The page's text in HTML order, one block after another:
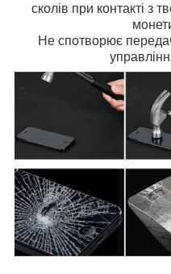
сколів при контакті з
Не спотворює